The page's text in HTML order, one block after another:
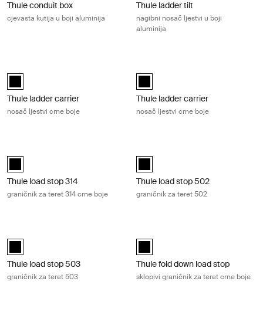
Thule conduit box
cjevasta kutija u boji aluminija
Thule ladder tilt
nagibni nosač ljestvi u boji
aluminija
Thule ladder carrier Crna (selected)
Thule ladder carrier
nosač ljestvi crne boje
Thule ladder carrier Crna
Thule ladder carrier
nosač ljestvi crne boje
Thule load stop 314 Crna (selected)
Thule load stop 314
graničnik za teret 314 crne boje
Thule load stop 502 Crna
Thule load stop 502
graničnik za teret 502
Thule load stop 503 Crna (selected)
Thule load stop 503
graničnik za teret 503
Thule fold down load stop Crna
Thule fold down load stop
sklopivi graničnik za teret crne boje